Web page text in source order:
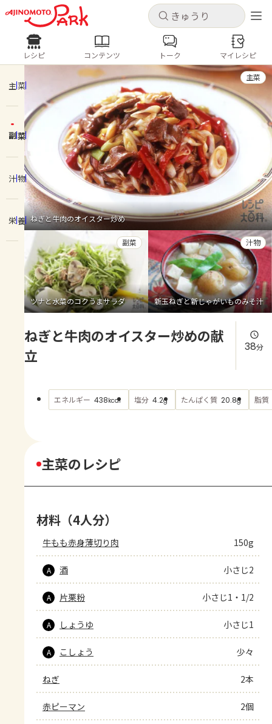
キャンセル
ログインするとレシピを保存できます
ログイン 新規登録
ホーム
コンテンツ
レシピ
トーク
よくあるお問い合わせ
お買い物
AJINOMOTO PARK とは
キャンセル
レシピ コンテンツ
人気の食材・レシピ
きゅうり なす トマト
とうもろこし
ピーマン
みょうが ゴーヤ
レシピ コンテンツ トーク マイレシピ
主菜
副菜
汁物
栄養 ねぎと牛肉のオイスター炒め
主菜
ツナと水菜のコクうまサラダ
副菜
新玉ねぎと新じゃがいものみそ汁
汁物
ねぎと牛肉のオイスター炒めの献
立
38分
エネルギー 438kcal 塩分 4.2g たんぱく質 20.8g 脂質
主菜のレシピ
材料（4人分）
牛もも赤身薄切り肉 150g
A 酒 小さじ2
A 片栗粉 小さじ1・1/2
A しょうゆ 小さじ1
A こしょう 少々
ねぎ 2本
赤ピーマン 2個